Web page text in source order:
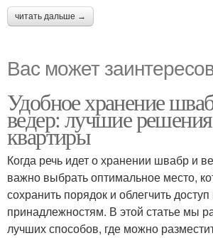
читать дальше →
Вас может
Удобное хранение
ведер: лучшие
квартиры
Когда речь идет о хранении швабр и
важно выбрать оптимальное место,
сохранить порядок и облегчить
принадлежностям. В этой статье мы
лучших способов, где можно